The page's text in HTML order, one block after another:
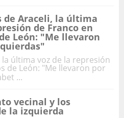
de Araceli, la última
de Franco en
León: "Me llevaron
la última voz de la represión
de León: "Me llevaron por
...
vecinal y los
la izquierda